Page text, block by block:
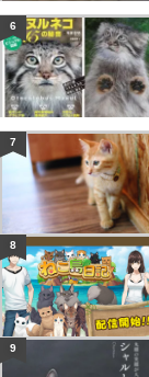
6
7
8
9